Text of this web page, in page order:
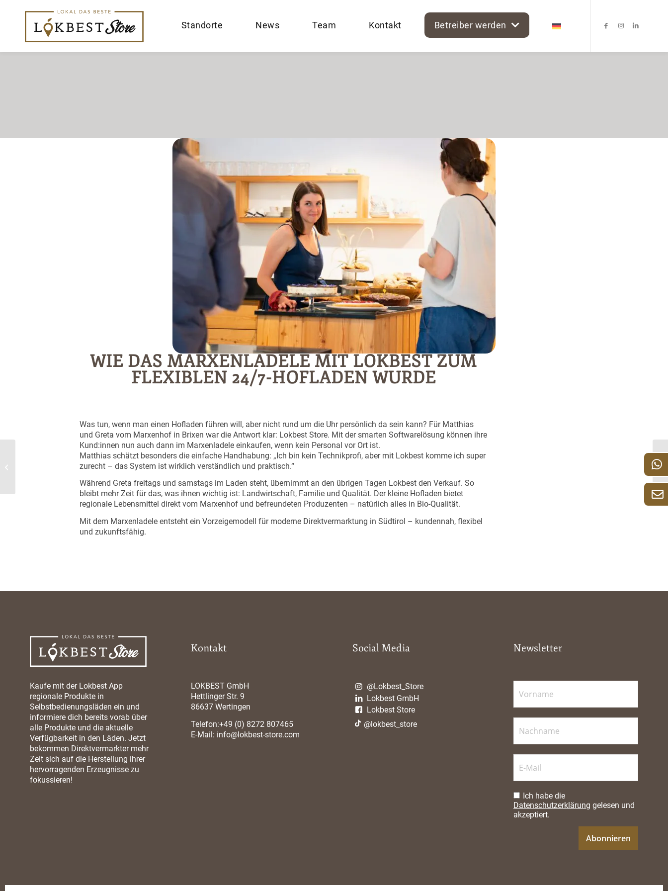
Standorte News Team Kontakt Betreiber werden
WIE DAS MARXENLADELE MIT LOKBEST ZUM
FLEXIBLEN 24/7-HOFLADEN WURDE
Was tun, wenn man einen Hofladen führen will, aber nicht rund um die Uhr persönlich da sein kann? Für Matthias
und Greta vom Marxenhof in Brixen war die Antwort klar: Lokbest Store. Mit der smarten Softwarelösung können ihre
Kund:innen nun auch dann im Marxenladele einkaufen, wenn kein Personal vor Ort ist.
Matthias schätzt besonders die einfache Handhabung: „Ich bin kein Technikprofi, aber mit Lokbest komme ich super
zurecht – das System ist wirklich verständlich und praktisch.“
Während Greta freitags und samstags im Laden steht, übernimmt an den übrigen Tagen Lokbest den Verkauf. So
bleibt mehr Zeit für das, was ihnen wichtig ist: Landwirtschaft, Familie und Qualität. Der kleine Hofladen bietet
regionale Lebensmittel direkt vom Marxenhof und befreundeten Produzenten – natürlich alles in Bio-Qualität.
Mit dem Marxenladele entsteht ein Vorzeigemodell für moderne Direktvermarktung in Südtirol – kundennah, flexibel
und zukunftsfähig.
Kaufe mit der Lokbest App
regionale Produkte in
Selbstbedienungsläden ein und
informiere dich bereits vorab über
alle Produkte und die aktuelle
Verfügbarkeit in den Läden. Jetzt
bekommen Direktvermarkter mehr
Zeit sich auf die Herstellung ihrer
hervorragenden Erzeugnisse zu
fokussieren!
Kontakt
LOKBEST GmbH
Hettlinger Str. 9
86637 Wertingen
Telefon:+49 (0) 8272 807465
E-Mail: info@lokbest-store.com
Social Media
@Lokbest_Store
Lokbest GmbH
Lokbest Store
@lokbest_store
Newsletter
Ich habe die
Datenschutzerklärung gelesen und
akzeptiert.